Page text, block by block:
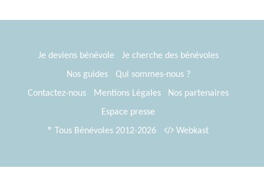
Je deviens bénévole
Je cherche des bénévoles
Nos guides
Qui sommes-nous ?
Contactez-nous
Mentions Légales
Nos partenaires
Espace presse
® Tous Bénévoles 2012-2026
Webkast